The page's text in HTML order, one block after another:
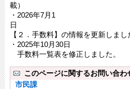
・2026年7月1
【２．手数料】の情報を更新しまし
・2025年10月30日
手数料一覧表を修正しました。
このページに関するお問い合わ
市民課